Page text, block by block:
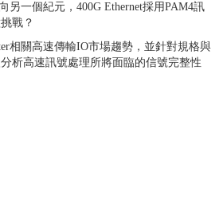
另一個紀元， 400G Ethernet採用PAM4訊
戰？
相關高速傳輸IO市場趨勢，並針對規格與
析高速訊號處理所將面臨的信號完整性